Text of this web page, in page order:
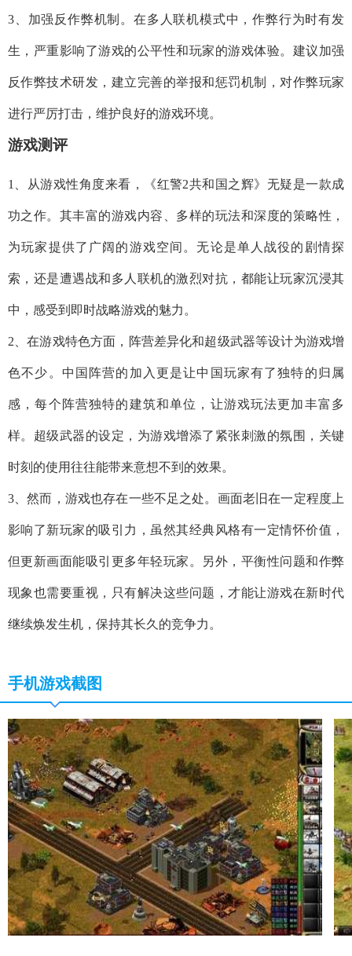
3、加强反作弊机制。在多人联机模式中，作弊行为时有发
生，严重影响了游戏的公平性和玩家的游戏体验。建议加强
反作弊技术研发，建立完善的举报和惩罚机制，对作弊玩家
进行严厉打击，维护良好的游戏环境。
游戏测评
1、从游戏性角度来看，《红警2共和国之辉》无疑是一款成
功之作。其丰富的游戏内容、多样的玩法和深度的策略性，
为玩家提供了广阔的游戏空间。无论是单人战役的剧情探
索，还是遭遇战和多人联机的激烈对抗，都能让玩家沉浸其
中，感受到即时战略游戏的魅力。
2、在游戏特色方面，阵营差异化和超级武器等设计为游戏增
色不少。中国阵营的加入更是让中国玩家有了独特的归属
感，每个阵营独特的建筑和单位，让游戏玩法更加丰富多
样。超级武器的设定，为游戏增添了紧张刺激的氛围，关键
时刻的使用往往能带来意想不到的效果。
3、然而，游戏也存在一些不足之处。画面老旧在一定程度上
影响了新玩家的吸引力，虽然其经典风格有一定情怀价值，
但更新画面能吸引更多年轻玩家。另外，平衡性问题和作弊
现象也需要重视，只有解决这些问题，才能让游戏在新时代
继续焕发生机，保持其长久的竞争力。
手机游戏截图